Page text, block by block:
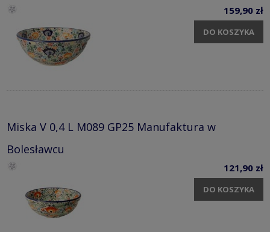
159,90 zł
DO KOSZYKA
Miska V 0,4 L M089 GP25 Manufaktura w
Bolesławcu
121,90 zł
DO KOSZYKA